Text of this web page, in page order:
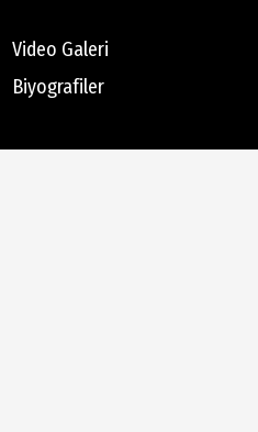
Video Galeri
Biyografiler